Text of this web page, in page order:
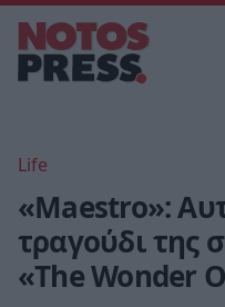
Life
«Maestro»:
τραγούδι της
«The Wonder